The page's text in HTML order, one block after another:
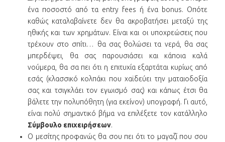
ένα ποσοστό από τα entry fees ή ένα bonus. Οπότε
καθώς καταλαβαίνετε δεν θα ακροβατήσει μεταξύ της
ηθικής και των χρημάτων. Είναι και οι υποχρεώσεις που
τρέχουν στο σπίτι… θα σας θολώσει τα νερά, θα σας
μπερδέψει, θα σας παρουσιάσει και κάποια καλά
νούμερα, θα σα πει ότι η επιτυχία εξαρτάται κυρίως από
εσάς (κλασσικό κολπάκι που χαϊδεύει την ματαιοδοξία
σας και τσιγκλάει τον εγωισμό σας) και κάπως έτσι θα
βάλετε την πολυπόθητη (για εκείνον) υπογραφή. Γι αυτό,
είναι πολύ σημαντικό βήμα να επιλέξετε τον κατάλληλο
Σύμβουλο επιχειρήσεων.
Ο μεσίτης προφανώς θα σου πει ότι το μαγαζί που σου